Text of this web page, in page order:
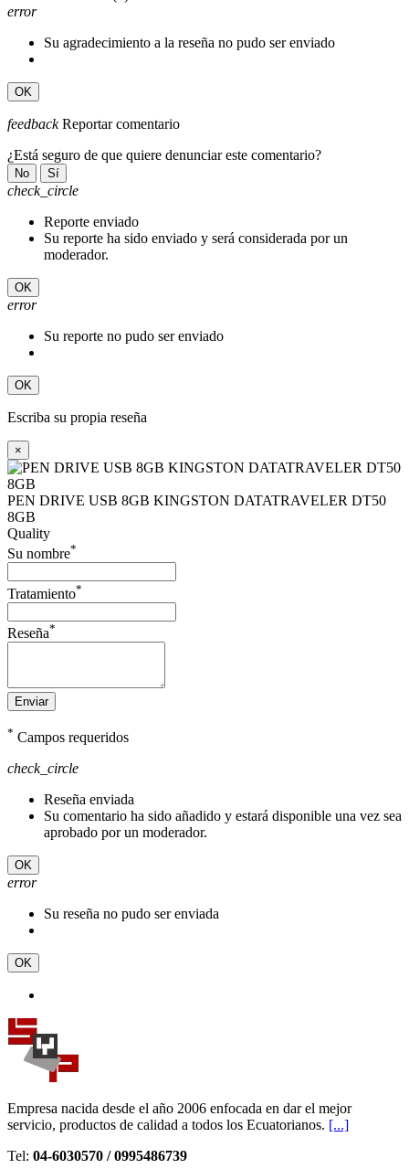
error
Su agradecimiento a la reseña no pudo ser enviado
OK
feedback Reportar comentario
¿Está seguro de que quiere denunciar este comentario?
No Sí
check_circle
Reporte enviado
Su reporte ha sido enviado y será considerada por un
moderador.
OK
error
Su reporte no pudo ser enviado
OK
Escriba su propia reseña
×
PEN DRIVE USB 8GB KINGSTON DATATRAVELER DT50
8GB
Quality
Su nombre*
Tratamiento*
Reseña*
Enviar
* Campos requeridos
check_circle
Reseña enviada
Su comentario ha sido añadido y estará disponible una vez sea
aprobado por un moderador.
OK
error
Su reseña no pudo ser enviada
OK
Empresa nacida desde el año 2006 enfocada en dar el mejor
servicio, productos de calidad a todos los Ecuatorianos. [...]
Tel: 04-6030570 / 0995486739